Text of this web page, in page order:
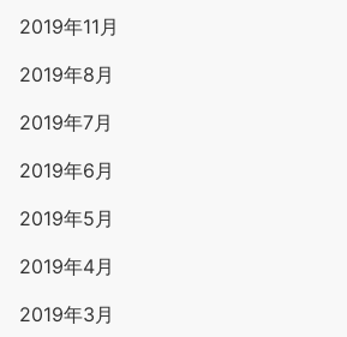
2019年11月
2019年8月
2019年7月
2019年6月
2019年5月
2019年4月
2019年3月